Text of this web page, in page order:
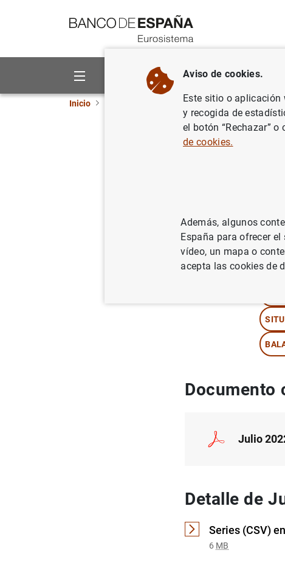
Sobre el Banco Áreas de
Inicio Información estadística
Julio 2022
Documento
Julio
Detalle de
Series (CSV)
6 MB
Aviso de cookies.
Este sitio o aplicación
y recogida de
el botón “Rechazar”
de cookies.
Además, algunos
España para ofrecer
vídeo, un mapa o
acepta las cookies de